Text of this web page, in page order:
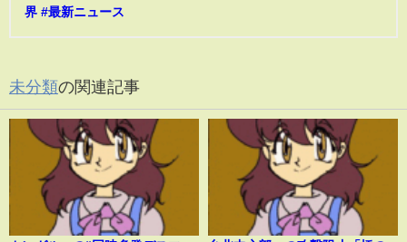
界 #最新ニュース
未分類の関連記事